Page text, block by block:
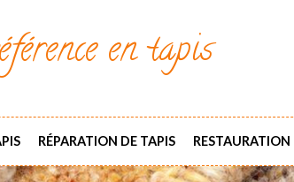
en tapis
RÉPARATION DE TAPIS RESTAURATION